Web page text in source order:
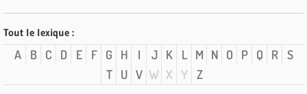
Tout le lexique :
A B C D E F G H I J K L M N O P Q R S
T
U V W X Y Z